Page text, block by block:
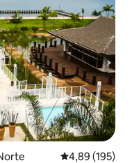
Évaluation
4,89 (195)